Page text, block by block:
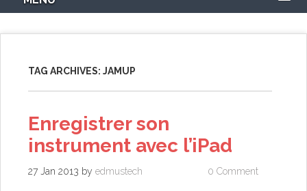
TAG ARCHIVES: JAMUP
Enregistrer son
instrument avec l’iPad
27 Jan 2013 by edmustech 0 Comment